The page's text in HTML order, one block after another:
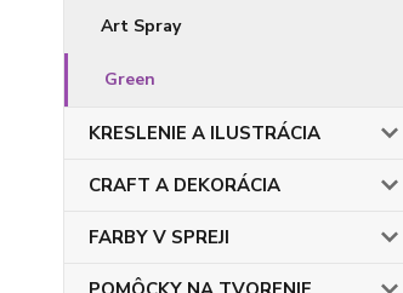
Art Spray
Green
KRESLENIE A ILUSTRÁCIA
CRAFT A DEKORÁCIA
FARBY V SPREJI